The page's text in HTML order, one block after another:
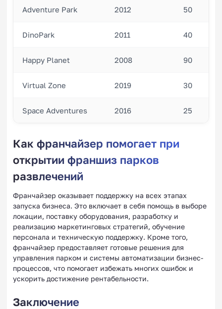
Adventure Park 2012 50
DinoPark 2011 40
Happy Planet 2008 90
Virtual Zone 2019 30
Space Adventures 2016 25
Как франчайзер помогает при
открытии франшиз парков
развлечений
Франчайзер оказывает поддержку на всех этапах
запуска бизнеса. Это включает в себя помощь в выборе
локации, поставку оборудования, разработку и
реализацию маркетинговых стратегий, обучение
персонала и техническую поддержку. Кроме того,
франчайзер предоставляет готовые решения для
управления парком и системы автоматизации бизнес-
процессов, что помогает избежать многих ошибок и
ускорить достижение рентабельности.
Заключение